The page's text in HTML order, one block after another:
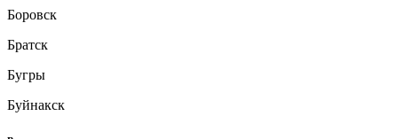
Боровск
Братск
Бугры
Буйнакск